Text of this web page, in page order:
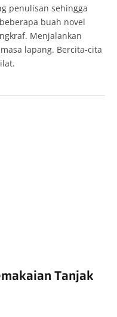
penulisan sehingga
buah novel
Menjalankan
lapang. Bercita-cita
Tanjak